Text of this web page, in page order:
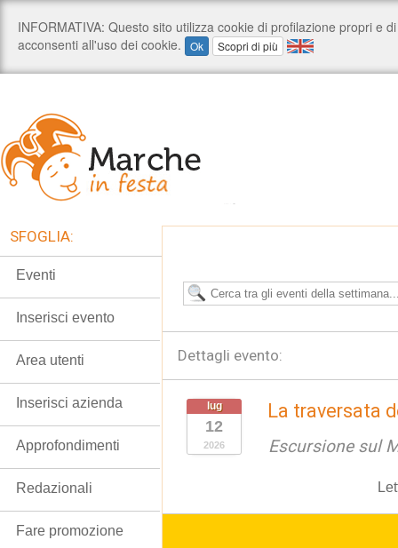
Dettagli evento:
lug
12
2026
La traversata
Escursione sul
SFOGLIA:
Eventi
Inserisci evento
Area utenti
Inserisci azienda
Approfondimenti
Redazionali
Fare promozione